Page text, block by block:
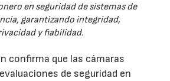
en seguridad de sistemas de
garantizando integridad,
y fiabilidad.
confirma que las cámaras
de seguridad en